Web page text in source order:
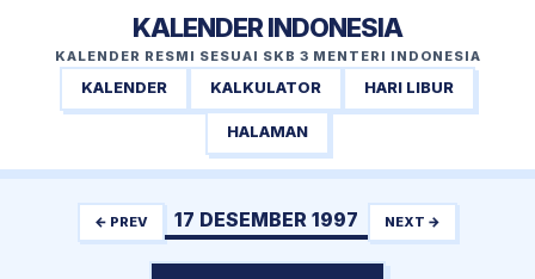
KALENDER INDONESIA
KALENDER RESMI SESUAI SKB 3 MENTERI INDONESIA
KALENDER KALKULATOR HARI LIBUR
HALAMAN
← PREV 17 DESEMBER 1997 NEXT →